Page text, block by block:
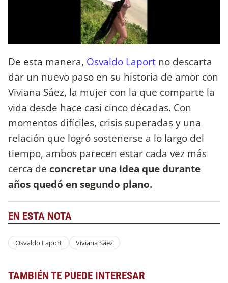
De esta manera, Osvaldo Laport no descarta
dar un nuevo paso en su historia de amor con
Viviana Sáez, la mujer con la que comparte la
vida desde hace casi cinco décadas. Con
momentos difíciles, crisis superadas y una
relación que logró sostenerse a lo largo del
tiempo, ambos parecen estar cada vez más
cerca de concretar una idea que durante
años quedó en segundo plano.
EN ESTA NOTA
Osvaldo Laport Viviana Sáez
TAMBIÉN TE PUEDE INTERESAR